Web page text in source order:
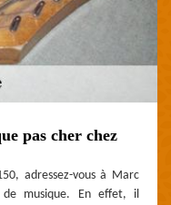
pas cher chez
adressez-vous à Marc
de musique. En effet, il